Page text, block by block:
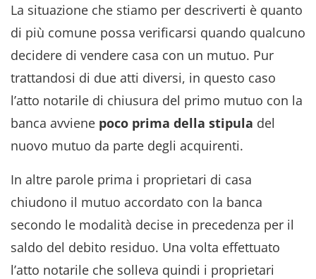
La situazione che stiamo per descriverti è quanto
di più comune possa verificarsi quando qualcuno
decidere di vendere casa con un mutuo. Pur
trattandosi di due atti diversi, in questo caso
l’atto notarile di chiusura del primo mutuo con la
banca avviene poco prima della stipula del
nuovo mutuo da parte degli acquirenti.
In altre parole prima i proprietari di casa
chiudono il mutuo accordato con la banca
secondo le modalità decise in precedenza per il
saldo del debito residuo. Una volta effettuato
l’atto notarile che solleva quindi i proprietari